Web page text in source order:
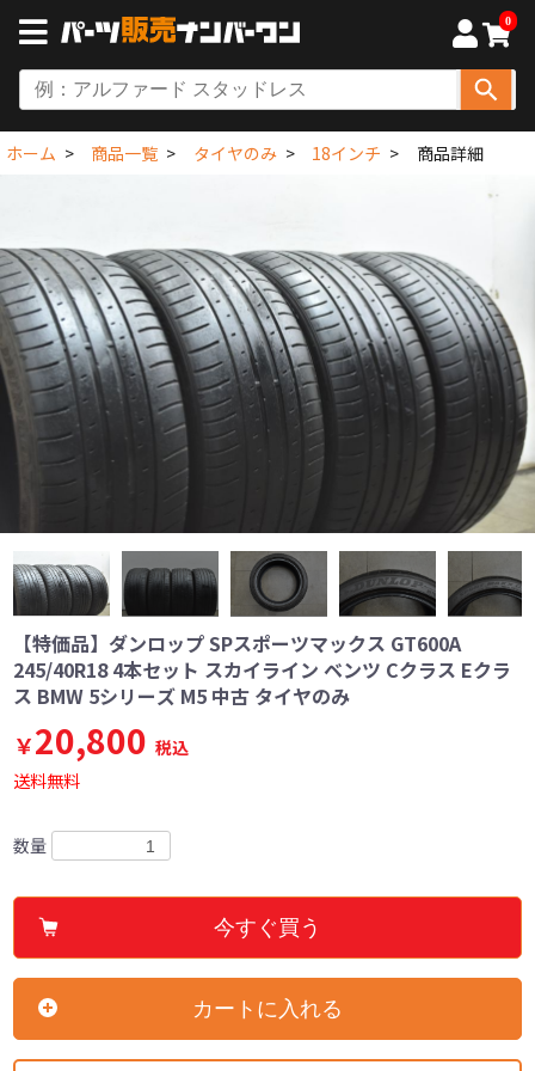
0
ホーム 商品一覧 タイヤのみ 18インチ 商品詳細
【特価品】ダンロップ SPスポーツマックス GT600A
245/40R18 4本セット スカイライン ベンツ Cクラス Eクラ
ス BMW 5シリーズ M5 中古 タイヤのみ
￥20,800 税込
送料無料
数量
今すぐ買う
カートに入れる